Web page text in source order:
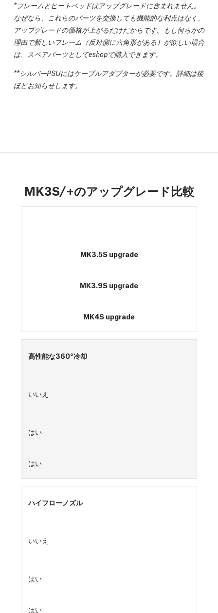
*フレームとヒートベッドはアップグレードに含まれません。
なぜなら、これらのパーツを交換しても機能的な利点はなく、
アップグレードの価格が上がるだけだからです。もし何らかの
理由で新しいフレーム（反対側に六角形がある）が欲しい場合
は、スペアパーツとしてeshopで購入できます。
**シルバーPSUにはケーブルアダプターが必要です。詳細は後
ほどお知らせします。
MK3S/+のアップグレード比較
MK3.5S upgrade
MK3.9S upgrade
MK4S upgrade
高性能な360°冷却
いいえ
はい
はい
ハイフローノズル
いいえ
はい
はい